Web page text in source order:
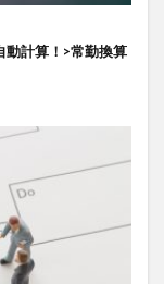
動計算！>常勤換算
ビジネス哲学